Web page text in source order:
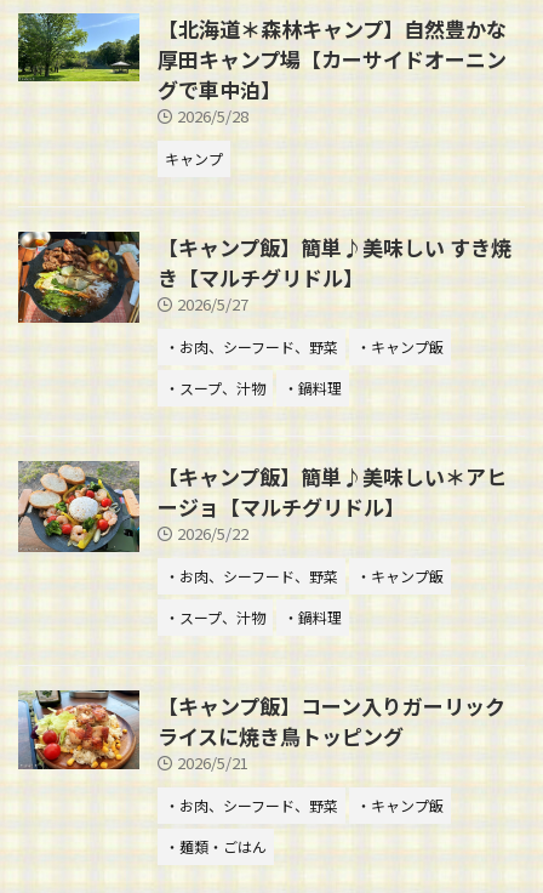
【北海道＊森林キャンプ】自然豊かな
厚田キャンプ場【カーサイドオーニン
グで車中泊】
2026/5/28
キャンプ
【キャンプ飯】簡単♪美味しい すき焼
き【マルチグリドル】
2026/5/27
・お肉、シーフード、野菜
・キャンプ飯
・スープ、汁物
・鍋料理
【キャンプ飯】簡単♪美味しい＊アヒ
ージョ【マルチグリドル】
2026/5/22
・お肉、シーフード、野菜
・キャンプ飯
・スープ、汁物
・鍋料理
【キャンプ飯】コーン入りガーリック
ライスに焼き鳥トッピング
2026/5/21
・お肉、シーフード、野菜
・キャンプ飯
・麺類・ごはん